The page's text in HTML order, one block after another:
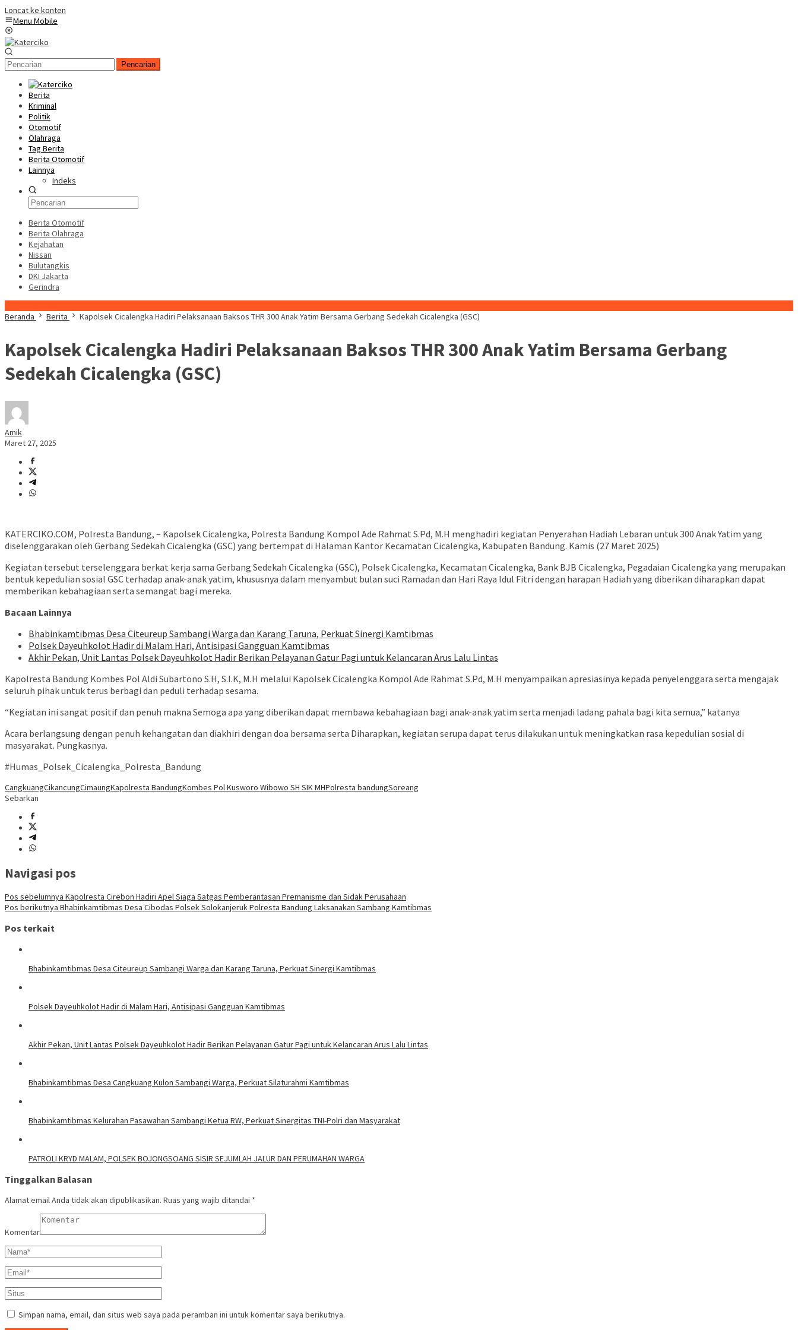
Loncat ke konten
Menu Mobile
Pencarian
Berita
Kriminal
Politik
Otomotif
Olahraga
Tag Berita
Berita Otomotif
Lainnya
Indeks
Berita Otomotif
Berita Olahraga
Kejahatan
Nissan
Bulutangkis
DKI Jakarta
Gerindra
Beranda
Berita Kapolsek Cicalengka Hadiri Pelaksanaan Baksos THR 300 Anak Yatim Bersama Gerbang Sedekah Cicalengka (GSC)
Kapolsek Cicalengka Hadiri Pelaksanaan Baksos THR 300 Anak Yatim Bersama Gerbang
Sedekah Cicalengka (GSC)
Amik
Maret 27, 2025
KATERCIKO.COM, Polresta Bandung, – Kapolsek Cicalengka, Polresta Bandung Kompol Ade Rahmat S.Pd, M.H menghadiri kegiatan Penyerahan Hadiah Lebaran untuk 300 Anak Yatim yang
diselenggarakan oleh Gerbang Sedekah Cicalengka (GSC) yang bertempat di Halaman Kantor Kecamatan Cicalengka, Kabupaten Bandung. Kamis (27 Maret 2025)
Kegiatan tersebut terselenggara berkat kerja sama Gerbang Sedekah Cicalengka (GSC), Polsek Cicalengka, Kecamatan Cicalengka, Bank BJB Cicalengka, Pegadaian Cicalengka yang merupakan
bentuk kepedulian sosial GSC terhadap anak-anak yatim, khususnya dalam menyambut bulan suci Ramadan dan Hari Raya Idul Fitri dengan harapan Hadiah yang diberikan diharapkan dapat
memberikan kebahagiaan serta semangat bagi mereka.
Bacaan Lainnya
Bhabinkamtibmas Desa Citeureup Sambangi Warga dan Karang Taruna, Perkuat Sinergi Kamtibmas
Polsek Dayeuhkolot Hadir di Malam Hari, Antisipasi Gangguan Kamtibmas
Akhir Pekan, Unit Lantas Polsek Dayeuhkolot Hadir Berikan Pelayanan Gatur Pagi untuk Kelancaran Arus Lalu Lintas
Kapolresta Bandung Kombes Pol Aldi Subartono S.H, S.I.K, M.H melalui Kapolsek Cicalengka Kompol Ade Rahmat S.Pd, M.H menyampaikan apresiasinya kepada penyelenggara serta mengajak
seluruh pihak untuk terus berbagi dan peduli terhadap sesama.
“Kegiatan ini sangat positif dan penuh makna Semoga apa yang diberikan dapat membawa kebahagiaan bagi anak-anak yatim serta menjadi ladang pahala bagi kita semua,” katanya
Acara berlangsung dengan penuh kehangatan dan diakhiri dengan doa bersama serta Diharapkan, kegiatan serupa dapat terus dilakukan untuk meningkatkan rasa kepedulian sosial di
masyarakat. Pungkasnya.
#Humas_Polsek_Cicalengka_Polresta_Bandung
CangkuangCikancungCimaungKapolresta BandungKombes Pol Kusworo Wibowo SH SIK MHPolresta bandungSoreang
Sebarkan
Navigasi pos
Pos sebelumnya Kapolresta Cirebon Hadiri Apel Siaga Satgas Pemberantasan Premanisme dan Sidak Perusahaan
Pos berikutnya Bhabinkamtibmas Desa Cibodas Polsek Solokanjeruk Polresta Bandung Laksanakan Sambang Kamtibmas
Pos terkait
Bhabinkamtibmas Desa Citeureup Sambangi Warga dan Karang Taruna, Perkuat Sinergi Kamtibmas
Polsek Dayeuhkolot Hadir di Malam Hari, Antisipasi Gangguan Kamtibmas
Akhir Pekan, Unit Lantas Polsek Dayeuhkolot Hadir Berikan Pelayanan Gatur Pagi untuk Kelancaran Arus Lalu Lintas
Bhabinkamtibmas Desa Cangkuang Kulon Sambangi Warga, Perkuat Silaturahmi Kamtibmas
Bhabinkamtibmas Kelurahan Pasawahan Sambangi Ketua RW, Perkuat Sinergitas TNI-Polri dan Masyarakat
PATROLI KRYD MALAM, POLSEK BOJONGSOANG SISIR SEJUMLAH JALUR DAN PERUMAHAN WARGA
Tinggalkan Balasan
Alamat email Anda tidak akan dipublikasikan. Ruas yang wajib ditandai *
Komentar
Simpan nama, email, dan situs web saya pada peramban ini untuk komentar saya berikutnya.